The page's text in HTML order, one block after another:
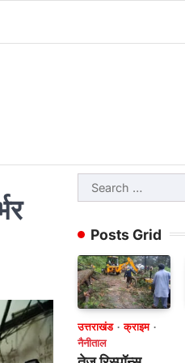
Search
for:
Posts Grid
उत्तराखंड
क्राइम
नैनीताल